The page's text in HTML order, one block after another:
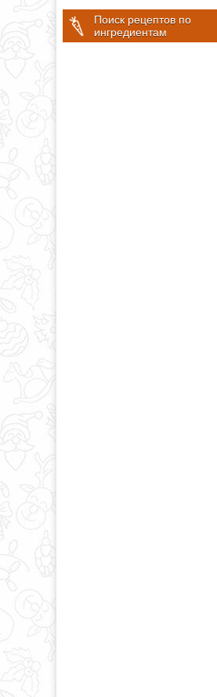
Поиск рецептов по
ингредиентам